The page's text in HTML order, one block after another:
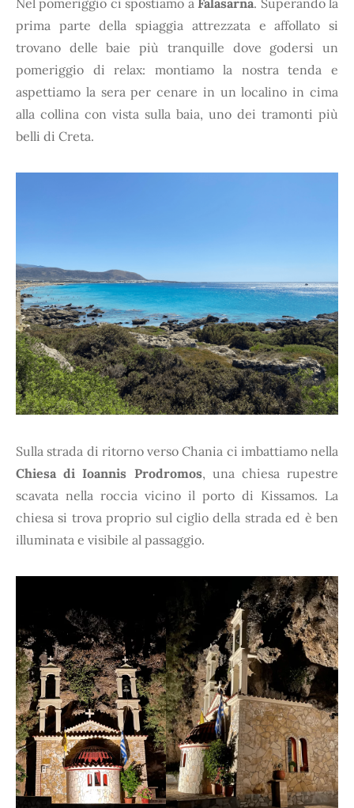
Nel pomeriggio ci spostiamo aFalasarna. Superando la
prima parte della spiaggia attrezzata e affollato si
trovano delle baie più tranquille dove godersi un
pomeriggio di relax: montiamo la nostra tenda e
aspettiamo la sera per cenare in un localino in cima
alla collina con vista sulla baia, uno dei tramonti più
belli di Creta.
Sulla strada di ritorno verso Chania ci imbattiamo nella
Chiesa di Ioannis Prodromos, una chiesa rupestre
scavata nella roccia vicino il porto di Kissamos. La
chiesa si trova proprio sul ciglio della strada ed è ben
illuminata e visibile al passaggio.